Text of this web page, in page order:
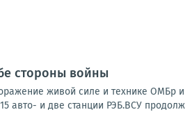
стороны войны
живой силе и технике
авто- и две станции РЭБ.ВСУ